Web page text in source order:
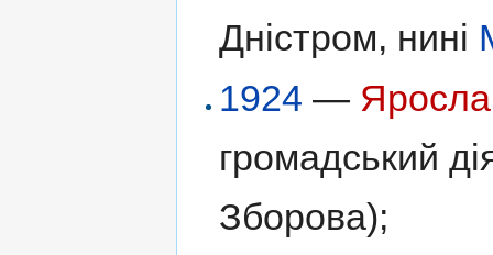
Дністром, нині
1924 —
громадський
Зборова);